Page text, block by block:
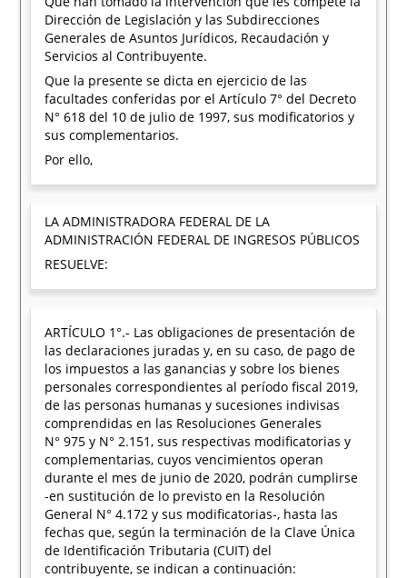
Dirección de Legislación y las Subdirecciones
Generales de Asuntos Jurídicos, Recaudación y
Servicios al Contribuyente.
Que la presente se dicta en ejercicio de las
facultades conferidas por el Artículo 7° del Decreto
N° 618 del 10 de julio de 1997, sus modificatorios y
sus complementarios.
Por ello,
LA ADMINISTRADORA FEDERAL DE LA
ADMINISTRACIÓN FEDERAL DE INGRESOS PÚBLICOS
RESUELVE:
ARTÍCULO 1°.- Las obligaciones de presentación de
las declaraciones juradas y, en su caso, de pago de
los impuestos a las ganancias y sobre los bienes
personales correspondientes al período fiscal 2019,
de las personas humanas y sucesiones indivisas
comprendidas en las Resoluciones Generales
N° 975 y N° 2.151, sus respectivas modificatorias y
complementarias, cuyos vencimientos operan
durante el mes de junio de 2020, podrán cumplirse
-en sustitución de lo previsto en la Resolución
General N° 4.172 y sus modificatorias-, hasta las
fechas que, según la terminación de la Clave Única
de Identificación Tributaria (CUIT) del
contribuyente, se indican a continuación: